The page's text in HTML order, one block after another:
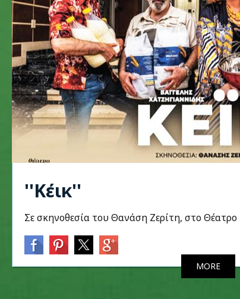
''Κέικ''
Σε σκηνοθεσία του Θανάση Ζερίτη, στο
MORE